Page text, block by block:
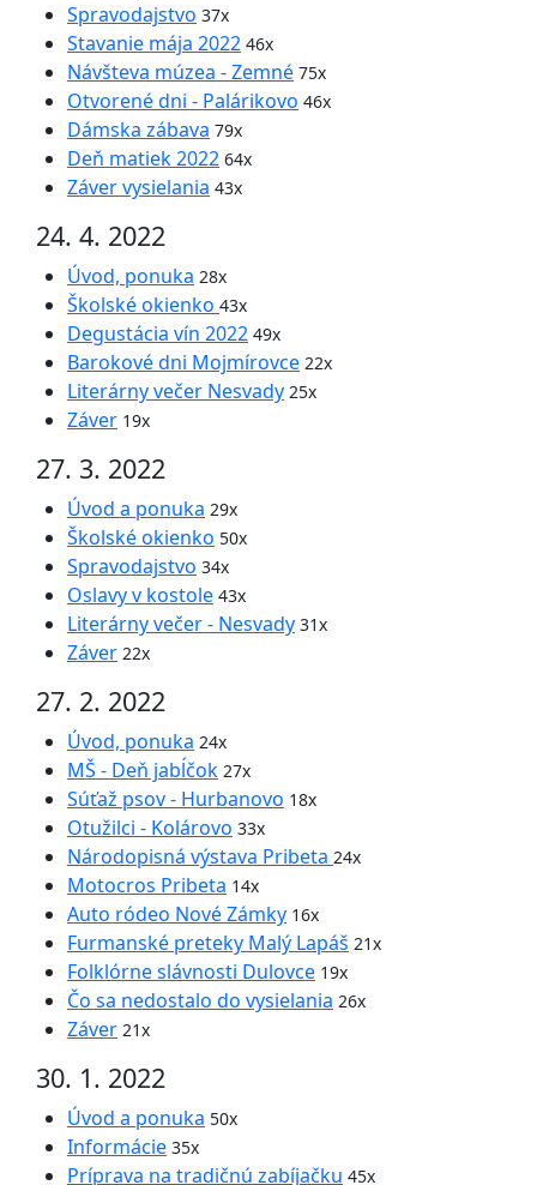
Spravodajstvo 37x
Stavanie mája 2022 46x
Návšteva múzea - Zemné 75x
Otvorené dni - Palárikovo 46x
Dámska zábava 79x
Deň matiek 2022 64x
Záver vysielania 43x
24. 4. 2022
Úvod, ponuka 28x
Školské okienko 43x
Degustácia vín 2022 49x
Barokové dni Mojmírovce 22x
Literárny večer Nesvady 25x
Záver 19x
27. 3. 2022
Úvod a ponuka 29x
Školské okienko 50x
Spravodajstvo 34x
Oslavy v kostole 43x
Literárny večer - Nesvady 31x
Záver 22x
27. 2. 2022
Úvod, ponuka 24x
MŠ - Deň jabĺčok 27x
Súťaž psov - Hurbanovo 18x
Otužilci - Kolárovo 33x
Národopisná výstava Pribeta 24x
Motocros Pribeta 14x
Auto ródeo Nové Zámky 16x
Furmanské preteky Malý Lapáš 21x
Folklórne slávnosti Dulovce 19x
Čo sa nedostalo do vysielania 26x
Záver 21x
30. 1. 2022
Úvod a ponuka 50x
Informácie 35x
Príprava na tradičnú zabíjačku 45x